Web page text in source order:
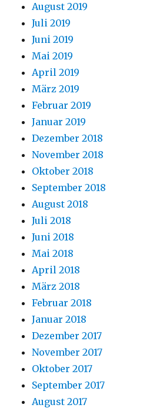
August 2019
Juli 2019
Juni 2019
Mai 2019
April 2019
März 2019
Februar 2019
Januar 2019
Dezember 2018
November 2018
Oktober 2018
September 2018
August 2018
Juli 2018
Juni 2018
Mai 2018
April 2018
März 2018
Februar 2018
Januar 2018
Dezember 2017
November 2017
Oktober 2017
September 2017
August 2017